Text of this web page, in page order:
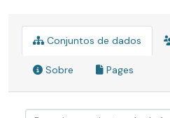
Conjuntos de dados
Sobre Pages